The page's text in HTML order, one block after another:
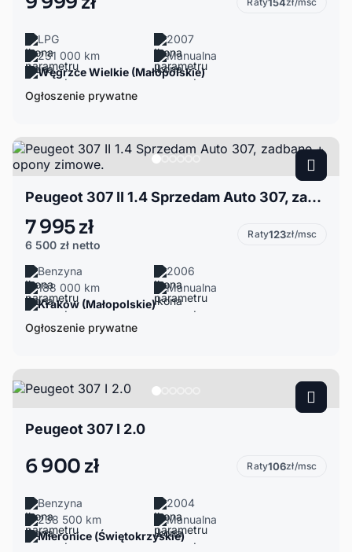
LPG
2007
231 000 km
Manualna
Węgrzce Wielkie (Małopolskie)
Ogłoszenie prywatne
Peugeot 307 II 1.4 Sprzedam Auto 307, zadbane + opony zimowe.
7 995 zł
6 500 zł netto
Raty123zł/msc
Benzyna
2006
188 000 km
Manualna
Kraków (Małopolskie)
Ogłoszenie prywatne
Peugeot 307 I 2.0
6 900 zł Raty106zł/msc
Benzyna
2004
238 500 km
Manualna
Mieronice (Świętokrzyskie)